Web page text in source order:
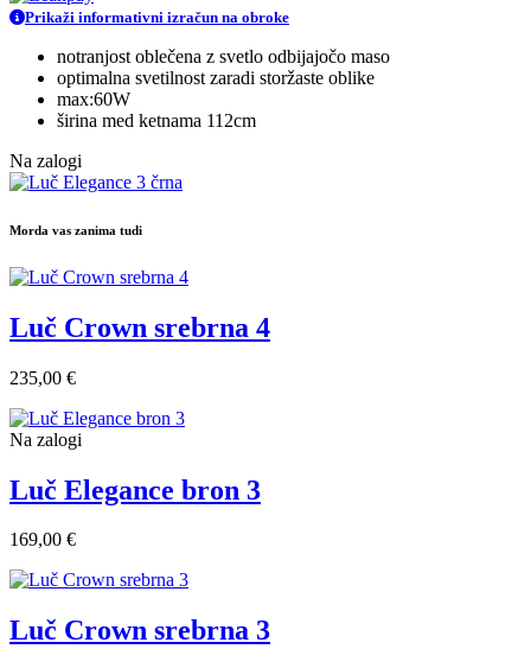
Prikaži informativni izračun na obroke
notranjost oblečena z svetlo odbijajočo maso
optimalna svetilnost zaradi storžaste oblike
max:60W
širina med ketnama 112cm
Na zalogi
Morda vas zanima tudi
Luč Crown srebrna 4
235,00 €
Na zalogi
Luč Elegance bron 3
169,00 €
Luč Crown srebrna 3